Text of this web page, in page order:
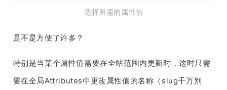
选择所需的属性值
是不是方便了许多？
特别是当某个属性值需要在全站范围内更新时，这时只需
要在全局Attributes中更改属性值的名称（slug千万别